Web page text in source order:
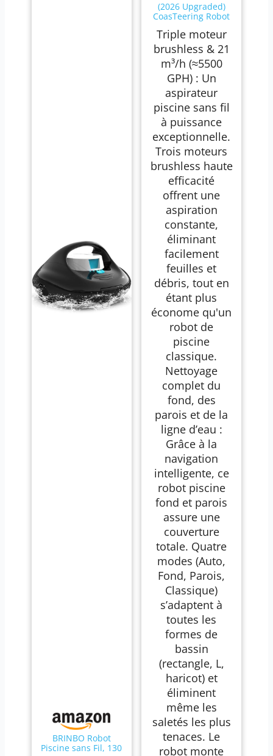
BRINBO Robot
Piscine sans Fil, 130
(2026 Upgraded)
CoasTeering Robot
pour Fond et Parois
– 3 moteurs
brushless, 21 m³/h,
180 min
d’autonomie,
navigation
intelligente,
aspirateur piscine
pour ligne d’eau et
piscines jus
Triple moteur
brushless & 21
m³/h (≈5500
GPH) : Un
aspirateur
piscine sans fil
à puissance
exceptionnelle.
Trois moteurs
brushless haute
efficacité
offrent une
aspiration
constante,
éliminant
facilement
feuilles et
débris, tout en
étant plus
économe qu'un
robot de
piscine
classique.
Nettoyage
complet du
fond, des
parois et de la
ligne d’eau :
Grâce à la
navigation
intelligente, ce
robot piscine
fond et parois
assure une
couverture
totale. Quatre
modes (Auto,
Fond, Parois,
Classique)
s’adaptent à
toutes les
formes de
bassin
(rectangle, L,
haricot) et
éliminent
même les
saletés les plus
tenaces. Le
robot monte